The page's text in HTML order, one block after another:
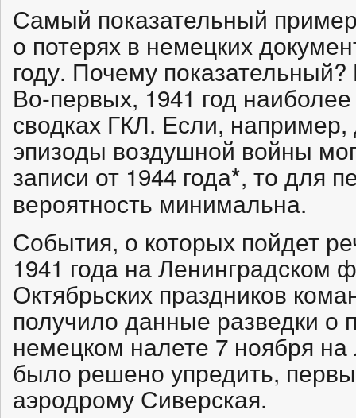
Самый показательный
о потерях в немецких
году. Почему
Во-первых, 1941 год
сводках ГКЛ. Если, например,
эпизоды воздушной войны
записи от 1944 года*, то для
вероятность минимальна.
События, о которых пойдет
1941 года на Ленинградском
Октябрьских праздников
получило данные разведки о
немецком налете 7 ноября
было решено упредить,
аэродрому Сиверская.